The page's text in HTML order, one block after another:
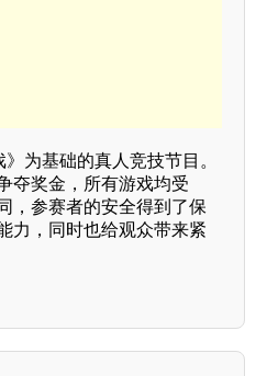
为基础的真人竞技节目。
夺奖金，所有游戏均受
，参赛者的安全得到了保
力，同时也给观众带来紧